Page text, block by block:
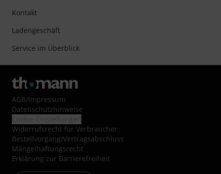
Kontakt
Ladengeschäft
Service im Überblick
AGB/Impressum
Datenschutzhinweise
Widerrufsrecht für Verbraucher
Bestellvorgang/Vertragsabschluss
Mängelhaftungsrecht
Erklärung zur Barrierefreiheit